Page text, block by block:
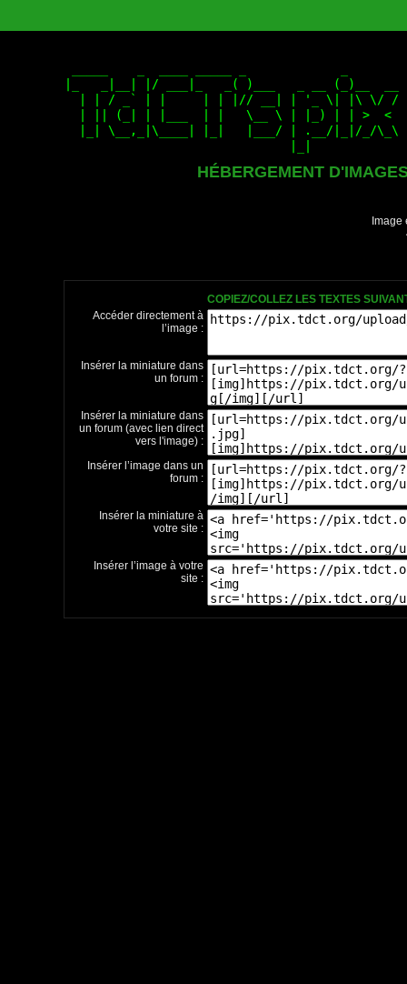
HÉBERGEMENT
COPIEZ/COLLEZ LES TEXTES
Accéder directement à
l’image :
Insérer la miniature dans
un forum :
Insérer la miniature dans
un forum (avec lien direct
vers l'image) :
Insérer l’image dans un
forum :
Insérer la miniature à
votre site :
Insérer l’image à votre
site :